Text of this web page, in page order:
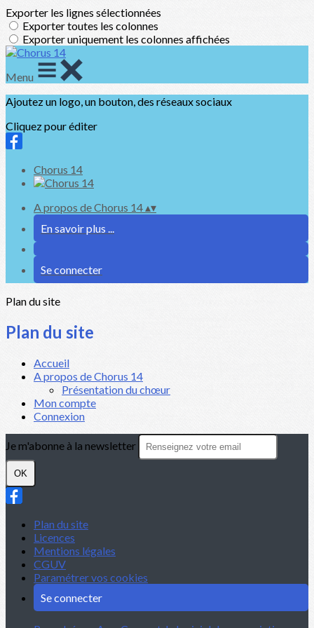
Exporter les lignes sélectionnées
Exporter toutes les colonnes
Exporter uniquement les colonnes affichées
Menu
Ajoutez un logo, un bouton, des réseaux sociaux
Cliquez pour éditer
Chorus 14
A propos de Chorus 14▴▾
En savoir plus ...
Se connecter
Plan du site
Plan du site
Accueil
A propos de Chorus 14
Présentation du chœur
Mon compte
Connexion
Je m'abonne à la newsletter
OK
Plan du site
Licences
Mentions légales
CGUV
Paramétrer vos cookies
Se connecter